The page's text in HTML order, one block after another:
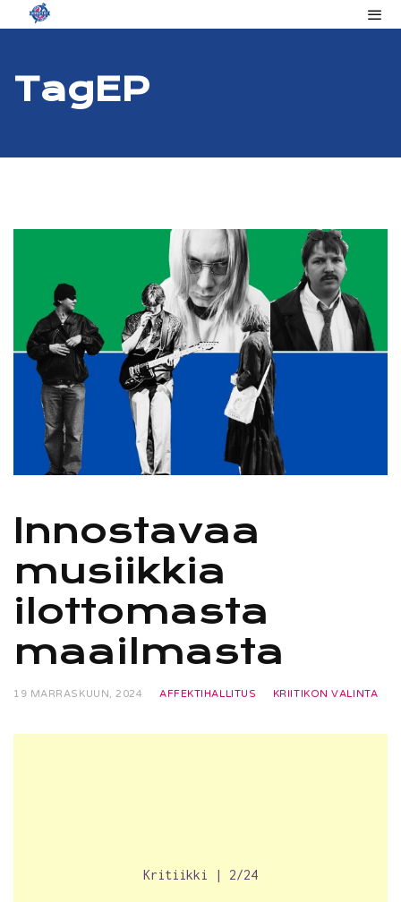
TagEP
Innostavaa
musiikkia
ilottomasta
maailmasta
19 MARRASKUUN, 2024 AFFEKTIHALLITUS KRIITIKON VALINTA
Kritiikki | 2/24